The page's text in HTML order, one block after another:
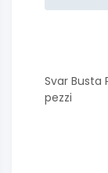
Svar Busta
pezzi